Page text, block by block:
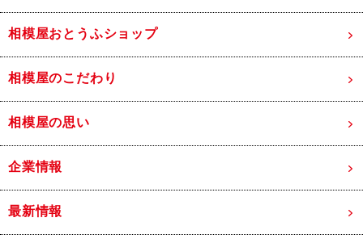
相模屋おとうふショップ
相模屋のこだわり
相模屋の思い
企業情報
最新情報